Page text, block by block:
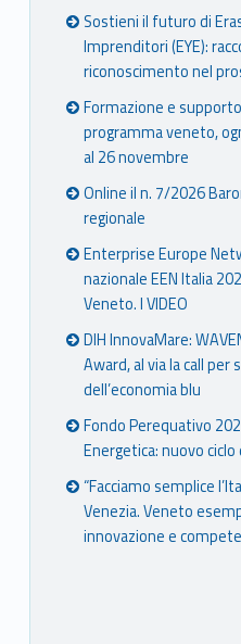
Sostieni il futuro di
Imprenditori (EYE):
riconoscimento nel
Formazione e
programma veneto,
al 26 novembre
Online il n. 7/2026
regionale
Enterprise Europe
nazionale EEN Italia
Veneto. I VIDEO
DIH InnovaMare:
Award, al via la call
dell’economia blu
Fondo Perequativo
Energetica: nuovo
“Facciamo semplice
Venezia. Veneto
innovazione e